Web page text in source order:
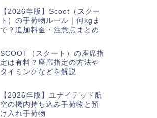
【2026年版】Scoot（スクー
ト）の手荷物ルール｜何kgま
で？追加料金・注意点まとめ
SCOOT（スクート）の座席指
定は有料？座席指定の方法や
タイミングなどを解説
【2026年版】ユナイテッド航
空の機内持ち込み手荷物と預
け入れ手荷物